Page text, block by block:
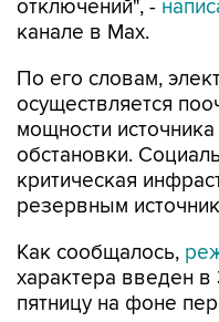
По его словам,
мощности источника
обстановки.
критическая
резервным
Как сообщалось,
пятницу на фоне
вызванных
энергетики.